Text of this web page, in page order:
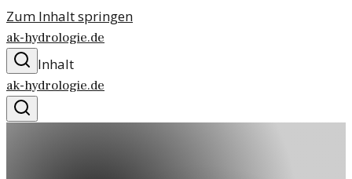
Zum Inhalt springen
ak-hydrologie.de
Inhalt
ak-hydrologie.de